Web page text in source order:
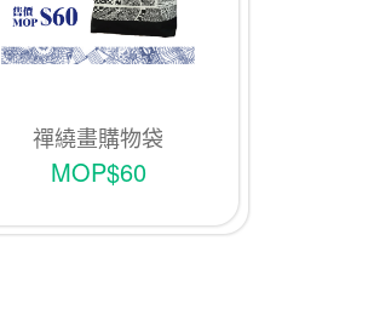
禪繞畫購物袋
MOP$60